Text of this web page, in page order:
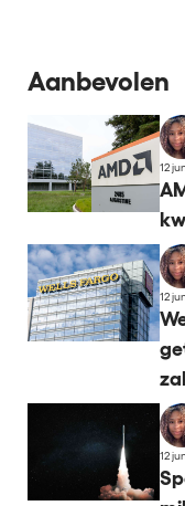
Aanbevolen
12
12
12